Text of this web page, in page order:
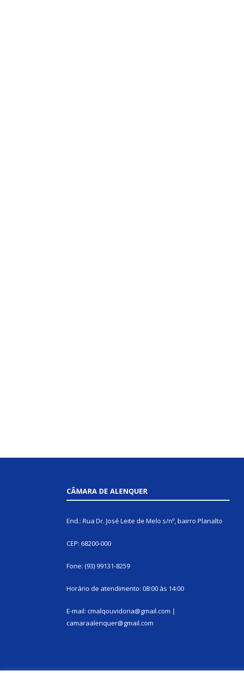
CÂMARA DE ALENQUER
End.: Rua Dr. José Leite de Melo s/nº, bairro Planalto
CEP: 68200-000
Fone: (93) 99131-8259
Horário de atendimento: 08:00 às 14:00
E-mail: cmalqouvidoria@gmail.com |
camaraalenquer@gmail.com